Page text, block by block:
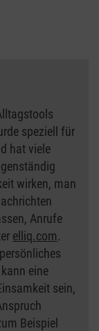
speziell für
hat viele
wirken, man
Anrufe
elliq.com.
eine
sein,
Beispiel